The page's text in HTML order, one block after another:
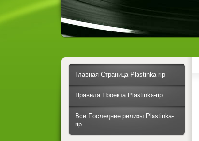
Главная Страница Plastinka-rip
Правила Проекта Plastinka-rip
Все Последние релизы Plastinka-
rip